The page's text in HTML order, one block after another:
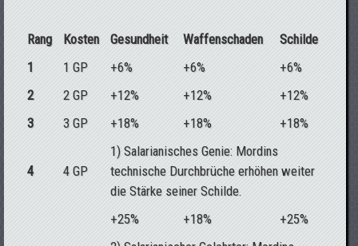
Rang Kosten Gesundheit Waffenschaden
Schilde
1
1 GP +6% +6%
+6%
2
2 GP +12% +12%
+12%
3
3 GP +18% +18% +18%
4 4 GP
1) Salarianisches Genie: Mordins
technische Durchbrüche erhöhen weiter
die Stärke seiner Schilde.
+25%
+18%
+25%